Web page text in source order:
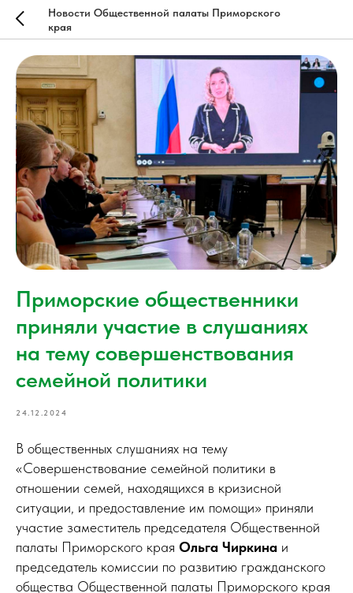
Новости Общественной палаты Приморского
края
Приморские общественники
приняли участие в слушаниях
на тему совершенствования
семейной политики
24.12.2024
В общественных слушаниях на тему
«Совершенствование семейной политики в
отношении семей, находящихся в кризисной
ситуации, и предоставление им помощи» приняли
участие заместитель председателя Общественной
палаты Приморского края Ольга Чиркина и
председатель комиссии по развитию гражданского
общества Общественной палаты Приморского края